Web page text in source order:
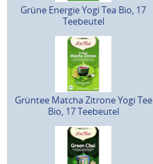
Grüne Energie Yogi Tea Bio, 17
Teebeutel
Grüntee Matcha Zitrone Yogi Tee
Bio, 17 Teebeutel